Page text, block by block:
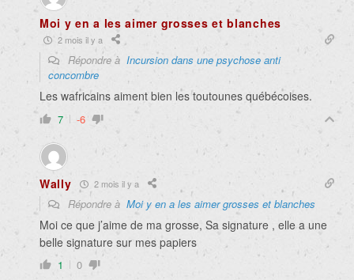
Moi y en a les aimer grosses et blanches
2 mois il y a
Répondre à Incursion dans une psychose anti
concombre
Les wafricains aiment bien les toutounes québécoises.
7 -6
Wally 2 mois il y a
Répondre à Moi y en a les aimer grosses et blanches
Moi ce que j’aime de ma grosse, Sa signature , elle a une
belle signature sur mes papiers
1 0